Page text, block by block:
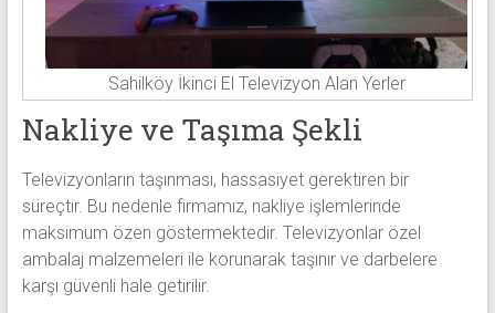
Sahilköy İkinci El Televizyon Alan Yerler
Nakliye ve Taşıma Şekli
Televizyonların taşınması, hassasiyet gerektiren bir
süreçtir. Bu nedenle firmamız, nakliye işlemlerinde
maksimum özen göstermektedir. Televizyonlar özel
ambalaj malzemeleri ile korunarak taşınır ve darbelere
karşı güvenli hale getirilir.